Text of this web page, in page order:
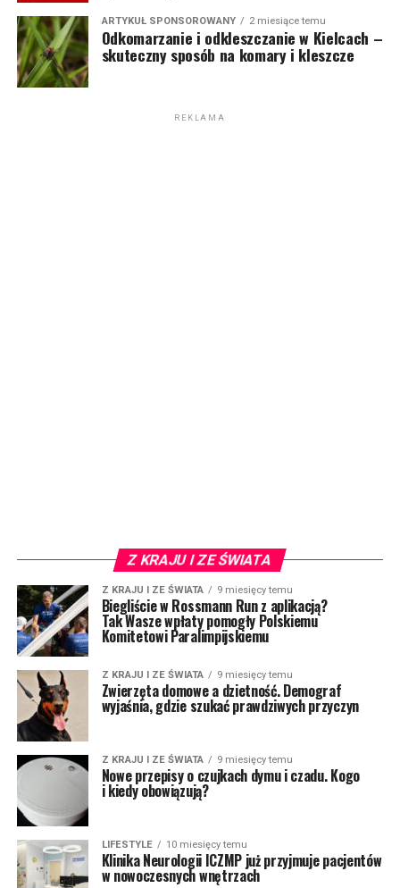
ARTYKUŁ SPONSOROWANY 2 miesiące temu
Odkomarzanie i odkleszczanie w Kielcach –
skuteczny sposób na komary i kleszcze
REKLAMA
Z KRAJU I ZE ŚWIATA
Z KRAJU I ZE ŚWIATA 9 miesięcy temu
Biegliście w Rossmann Run z aplikacją?
Tak Wasze wpłaty pomogły Polskiemu
Komitetowi Paralimpijskiemu
Z KRAJU I ZE ŚWIATA 9 miesięcy temu
Zwierzęta domowe a dzietność. Demograf
wyjaśnia, gdzie szukać prawdziwych przyczyn
Z KRAJU I ZE ŚWIATA 9 miesięcy temu
Nowe przepisy o czujkach dymu i czadu. Kogo
i kiedy obowiązują?
LIFESTYLE 10 miesięcy temu
Klinika Neurologii ICZMP już przyjmuje pacjentów
w nowoczesnych wnętrzach